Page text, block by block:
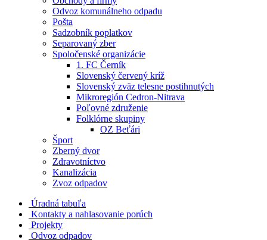
Odvoz komunálneho odpadu
Pošta
Sadzobník poplatkov
Separovaný zber
Spoločenské organizácie
1. FC Černík
Slovenský červený kríž
Slovenský zväz telesne postihnutých
Mikroregión Cedron-Nitrava
Poľovné združenie
Folklórne skupiny
OZ Beťári
Šport
Zberný dvor
Zdravotníctvo
Kanalizácia
Zvoz odpadov
Úradná tabuľa
Kontakty a nahlasovanie porúch
Projekty
Odvoz odpadov